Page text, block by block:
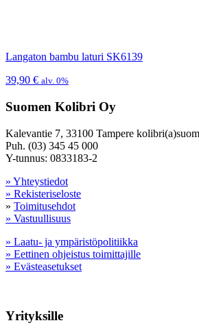
Langaton bambu laturi SK6139
39,90 € alv. 0%
Suomen Kolibri Oy
Kalevantie 7, 33100 Tampere
Puh. (03) 345 45 000
Y-tunnus: 0833183-2
» Yhteystiedot
» Rekisteriseloste
» Toimitusehdot
» Vastuullisuus
» Laatu- ja ympäristöpolitiikka
» Eettinen ohjeistus toimittajille
» Evästeasetukset
Yrityksille